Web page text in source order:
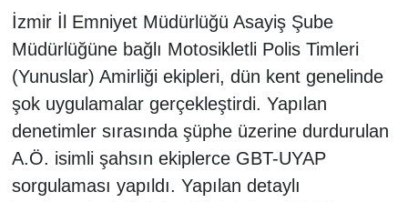
İzmir İl Emniyet Müdürlüğü Asayiş Şube
Müdürlüğüne bağlı Motosikletli Polis Timleri
(Yunuslar) Amirliği ekipleri, dün kent genelinde
şok uygulamalar gerçekleştirdi. Yapılan
denetimler sırasında şüphe üzerine durdurulan
A.Ö. isimli şahsın ekiplerce GBT-UYAP
sorgulaması yapıldı. Yapılan detaylı